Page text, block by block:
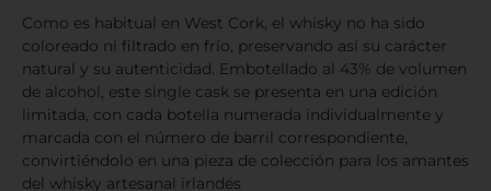
Como es habitual en West Cork, el whisky no ha sido
coloreado ni filtrado en frío, preservando así su carácter
natural y su autenticidad. Embotellado al 43% de volumen
de alcohol, este single cask se presenta en una edición
limitada, con cada botella numerada individualmente y
marcada con el número de barril correspondiente,
convirtiéndolo en una pieza de colección para los amantes
del whisky artesanal irlandés